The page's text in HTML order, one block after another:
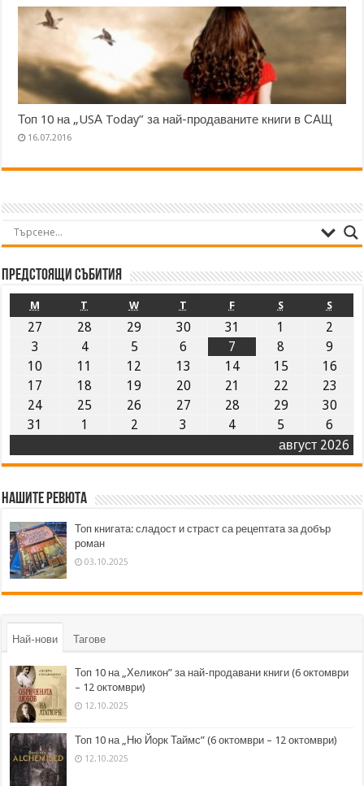
Топ 10 на „USА Today” за най-продаваните книги в САЩ
16.07.2016
Предстоящи събития
август 2026
M T W T F S S
27 28 29 30 31 1
2
3
4 5 6 7 8
9
10
11 12 13 14 15
16
17
18 19 20 21 22
23
24
25 26 27 28 29
30
31
1 2 3 4 5 6
Нашите ревюта
Топ книгата: сладост и страст са рецептата за добър
роман
03.10.2025
Най-нови Тагове
Топ 10 на „Хеликон” за най-продавани книги (6 октомври
– 12 октомври)
12.10.2025
Топ 10 на „Ню Йорк Таймс” (6 октомври – 12 октомври)
12.10.2025